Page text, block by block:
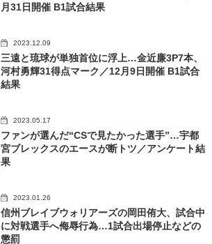
月31日開催 B1試合結果
2023.12.09
三遠と琉球が単独首位に浮上…金近廉3P7本、
河村勇輝31得点マーク／12月9日開催 B1試合
結果
2023.05.17
ファンが選んだ“CSで見たかった選手”…宇都
宮ブレックスのエースが断トツ／アンケート結
果
2023.01.26
信州ブレイブウォリアーズの岡田侑大、試合中
に対戦選手へ侮辱行為…1試合出場停止などの
懲罰